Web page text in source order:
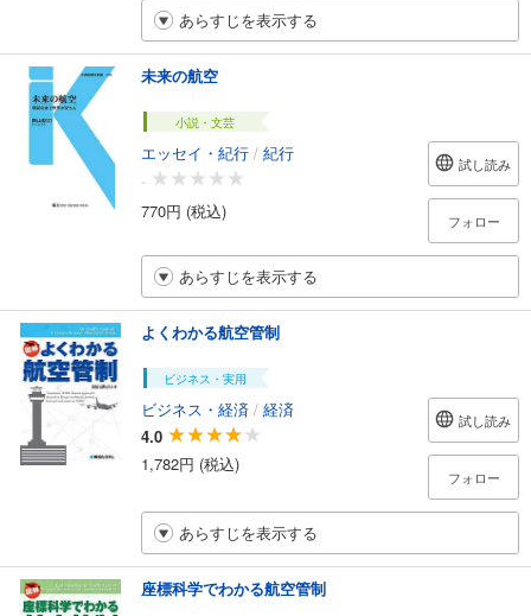
あらすじを表示する
未来の航空
小説・文芸
エッセイ・紀行 / 紀行
-
770円 (税込)
試し読み
フォロー
あらすじを表示する
よくわかる航空管制
ビジネス・実用
ビジネス・経済 / 経済
4.0
1,782円 (税込)
試し読み
フォロー
あらすじを表示する
座標科学でわかる航空管制